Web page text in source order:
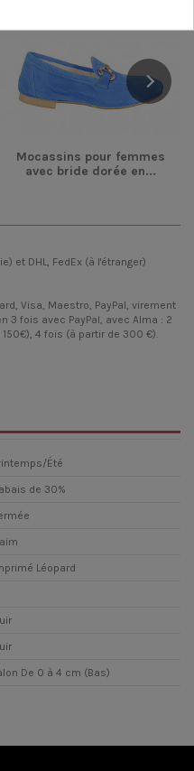
Mocassins pour femmes
avec bride dorée en...
et DHL, FedEx (à l'étranger)
Visa, Maestro, PayPal, virement
3 fois avec PayPal, avec Alma : 2
4 fois (à partir de 300 €).
Été
de 30%
Léopard
De 0 à 4 cm (Bas)